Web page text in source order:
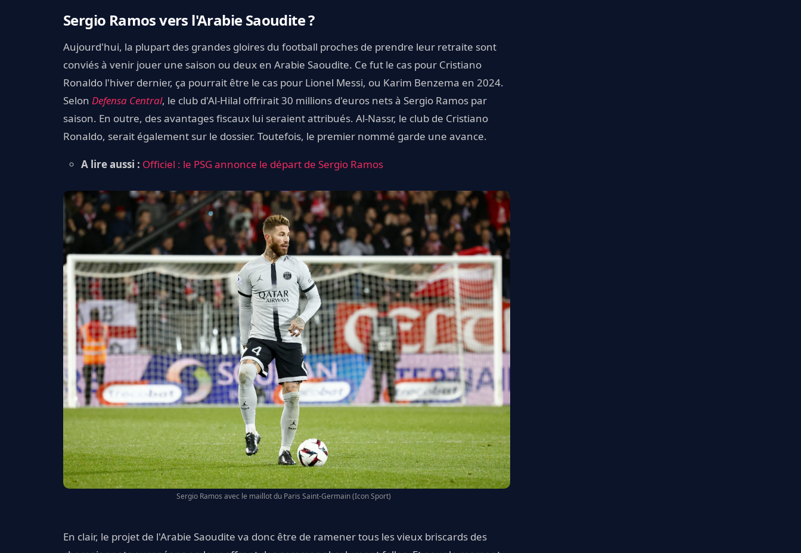
Sergio Ramos vers l'Arabie Saoudite ?
Aujourd'hui, la plupart des grandes gloires du football proches de prendre leur retraite sont
conviés à venir jouer une saison ou deux en Arabie Saoudite. Ce fut le cas pour Cristiano
Ronaldo l'hiver dernier, ça pourrait être le cas pour Lionel Messi, ou Karim Benzema en 2024.
Selon Defensa Central, le club d'Al-Hilal offrirait 30 millions d'euros nets à Sergio Ramos par
saison. En outre, des avantages fiscaux lui seraient attribués. Al-Nassr, le club de Cristiano
Ronaldo, serait également sur le dossier. Toutefois, le premier nommé garde une avance.
A lire aussi : Officiel : le PSG annonce le départ de Sergio Ramos
Sergio Ramos avec le maillot du Paris Saint-Germain (Icon Sport)
En clair, le projet de l'Arabie Saoudite va donc être de ramener tous les vieux briscards des